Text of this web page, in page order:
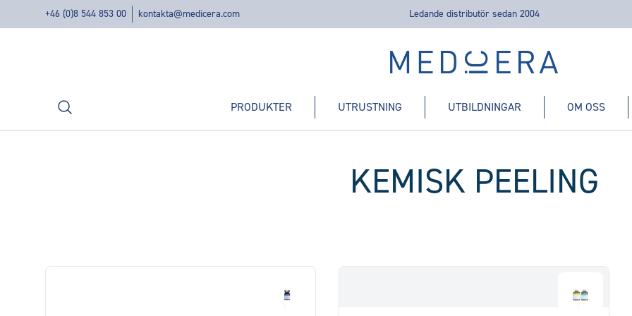
+46 (0)8 544 853 00 kontakta@medicera.com Ledande distributör sedan 2004
Medicera | New Medic Era AB
Sök PRODUKTER UTRUSTNING UTBILDNINGAR OM OSS
KEMISK PEELING
Produkter